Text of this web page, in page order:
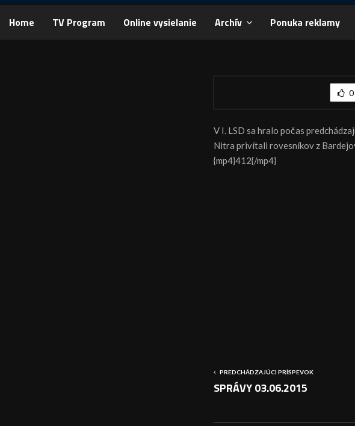
Home TV Program Online vysielanie Archív Ponuka reklamy
Domov Archív Šport
ŠPORT, FUTBAL:
0
V I. LSD sa hralo počas
Nitra privítali rovesníkov z
{mp4}412{/mp4}
PREDCHÁDZAJÚCI PRÍSPEVOK
SPRÁVY 03.06.2015